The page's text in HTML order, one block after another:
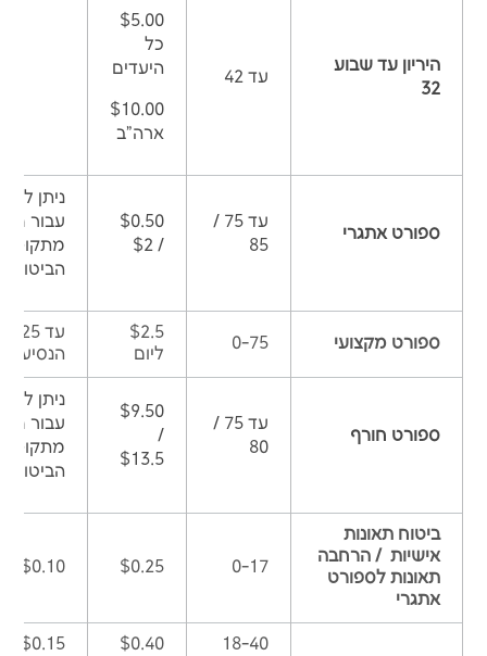
היריון עד שבוע
32
עד 42
$5.00
כל
היעדים
$10.00
ארה"ב
ספורט אתגרי
עד 75 /
85
$0.50
/ $2
ניתן
עבור
מתקופת
הביטוח
ספורט מקצועי 0-75
$2.5
ליום
הנסיעה
ספורט חורף
עד 75 /
80
$9.50
/
$13.5
ניתן
עבור
מתקופת
הביטוח
ביטוח תאונות
אישיות / הרחבה
תאונות לספורט
אתגרי
0-17
$0.25
$0.10
18-40
$0.40
$0.15